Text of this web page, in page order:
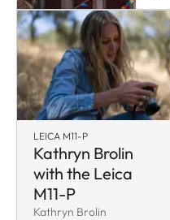
LEICA M11-P
Kathryn Brolin
with the Leica
M11-P
Kathryn Brolin